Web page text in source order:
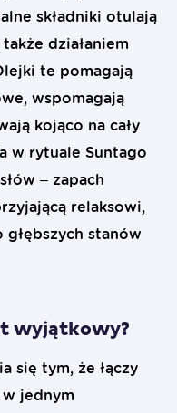
składniki otulają
działaniem
te pomagają
wspomagają
kojąco na cały
w rytuale Suntago
– zapach
relaksowi,
stanów
wyjątkowy?
się tym, że łączy
jednym